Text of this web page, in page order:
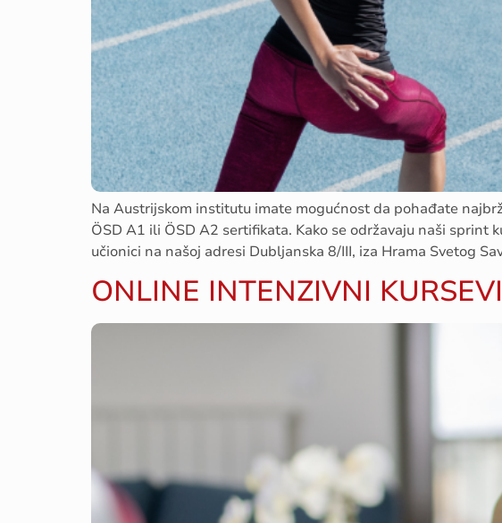
Na Austrijskom institutu imate mogućnost da pohađate
ÖSD A1 ili ÖSD A2 sertifikata. Kako se održavaju naši sprint
učionici na našoj adresi Dubljanska 8/III, iza Hrama Svetog
ONLINE INTENZIVNI